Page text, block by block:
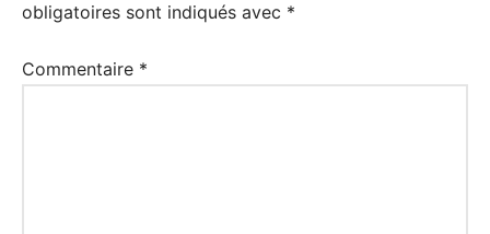
obligatoires sont indiqués avec *
Commentaire *